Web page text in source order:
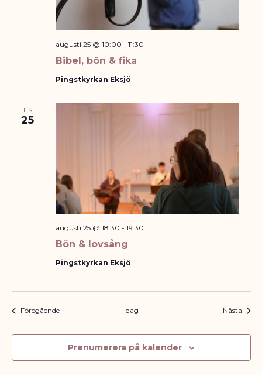
Bibel, bön & fika
augusti 25 @ 10:00 - 11:30
Pingstkyrkan Eksjö
TIS
25
Bön & lovsång
augusti 25 @ 18:30 - 19:30
Pingstkyrkan Eksjö
FöregåendeEvenemang Idag Nästa
Prenumerera på kalender